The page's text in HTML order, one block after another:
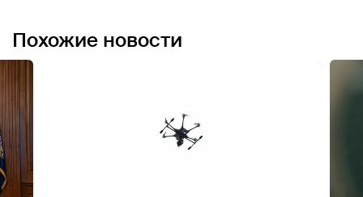
Похожие новости